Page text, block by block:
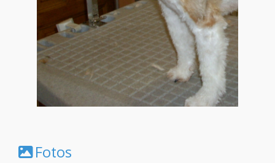
Fotos